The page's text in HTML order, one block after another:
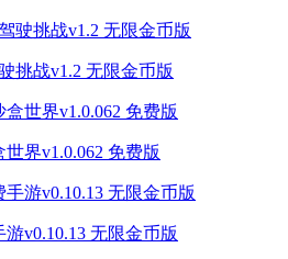
挑战v1.2 无限金币版
界v1.0.062 免费版
v0.10.13 无限金币版